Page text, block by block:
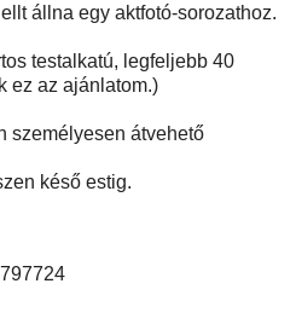
állna egy aktfotó-sorozathoz.
testalkatú, legfeljebb 40
ez az ajánlatom.)
személyesen átvehető
késő estig.